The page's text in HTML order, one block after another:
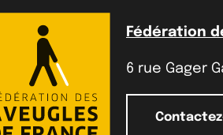
Fédération
6 rue Gager